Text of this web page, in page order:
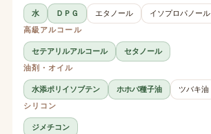
水 ＤＰＧ エタノール イソプロパノール
高級アルコール
セテアリルアルコール
セタノール
油剤・オイル
水添ポリイソブテン ホホバ種子油 ツバキ油
シリコン
ジメチコン